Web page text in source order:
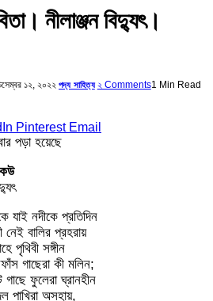
নীলাঞ্জন বিদ্যুৎ।
১২, ২০২২ পদ্য সাহিত্য ২ Comments1 Min Read
Pinterest Email
পড়া হয়েছে
যাই নদীকে প্রতিদিন
নেই বালির প্রহরায়
পৃথিবী সঙ্গীন
গাছেরা কী মলিন;
ফুলেরা ঘ্রানহীন
পাখিরা অসহায়,